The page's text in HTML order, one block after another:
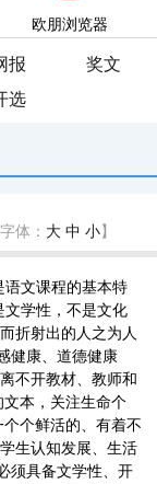
欧朋浏览器
报
奖文
选
字体： 大 中 小】
语文课程的基本特
文学性，不是文化
折射出的人之为人
健康、道德健康
不开教材、教师和
本，关注生命个
个鲜活的、有着不
生认知发展、生活
须具备文学性、开